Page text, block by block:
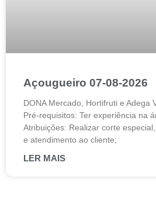
Açougueiro 07-08-2026
DONA Mercado, Hortifruti e Adega
Pré-requisitos: Ter experiência na
Atribuições: Realizar corte
e atendimento ao cliente;
LER MAIS